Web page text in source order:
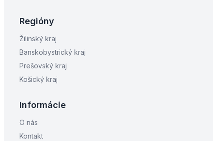
Regióny
Žilinský kraj
Banskobystrický kraj
Prešovský kraj
Košický kraj
Informácie
O nás
Kontakt